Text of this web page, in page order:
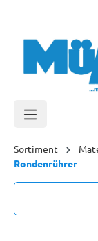
Sortiment
Rondenrührer